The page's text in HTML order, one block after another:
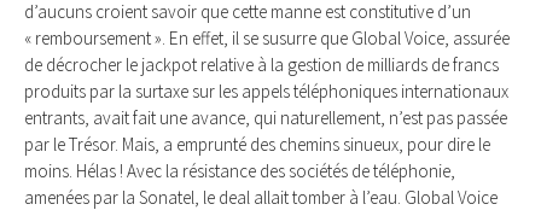
d’aucuns croient savoir que cette manne est constitutive d’un
« remboursement ». En effet, il se susurre que Global Voice, assurée
de décrocher le jackpot relative à la gestion de milliards de francs
produits par la surtaxe sur les appels téléphoniques internationaux
entrants, avait fait une avance, qui naturellement, n’est pas passée
par le Trésor. Mais, a emprunté des chemins sinueux, pour dire le
moins. Hélas ! Avec la résistance des sociétés de téléphonie,
amenées par la Sonatel, le deal allait tomber à l’eau. Global Voice